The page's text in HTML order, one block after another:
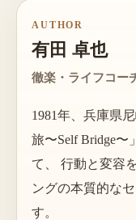
AUTHOR
有田 卓也
徹楽・ライフコー
1981年、兵庫県
旅〜Self Bridge
て、 行動と変容
ングの本質的な
す。